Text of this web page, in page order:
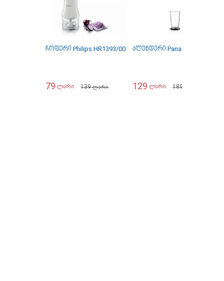
ჩოფერი Philips HR1393/00
79 ლარი 139ლარი
ბლენდერი Panasonic MX-
129 ლარი 189